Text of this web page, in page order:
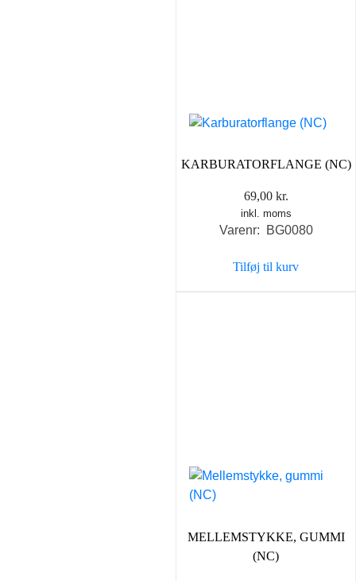
KARBURATORFLANGE (NC)
69,00 kr.
inkl. moms
Varenr: BG0080
Tilføj til kurv
MELLEMSTYKKE, GUMMI
(NC)